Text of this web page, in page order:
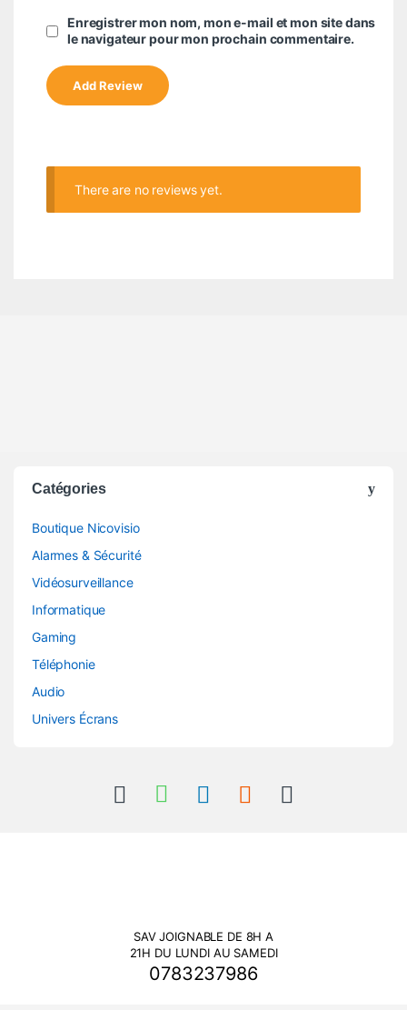
Enregistrer mon nom, mon e-mail et mon site dans
le navigateur pour mon prochain commentaire.
There are no reviews yet.
Catégories
Boutique Nicovisio
Alarmes & Sécurité
Vidéosurveillance
Informatique
Gaming
Téléphonie
Audio
Univers Écrans
SAV JOIGNABLE DE 8H A
21H DU LUNDI AU SAMEDI
0783237986